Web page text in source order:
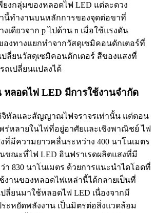
ยงกลุ่มของหลอดไฟ LED แต่ละดวง
นี้ทำงานบนหลักการของจุดต่อขาที่
เดียวจาก p ไปด้าน n เมื่อใช้แรงดัน
องทางแยกทำจากวัสดุเซมิคอนดักเตอร์ที่
ปลี่ยนวัสดุเซมิคอนดักเตอร์ สีของแสงที่
ถเปลี่ยนแปลงได้
หลอดไฟ LED มีการใช้งานจำกัด
ทัลและสัญญาณไฟจราจรเท่านั้น แต่ตอน
ร่หลายในไฟที่อยู่อาศัยและเชิงพาณิชย์ ไฟ
ที่มีความยาวคลื่นระหว่าง 400 นาโนเมตร
นขณะที่ไฟ LED อินฟราเรดผลิตแสงที่มี
830 นาโนเมตร ด้วยการแนะนำไดโอดที่
งานของหลอดไฟเหล่านี้ได้กลายเป็นที่
ลี่ยนมาใช้หลอดไฟ LED เนื่องจากมี
ะหยัดพลังงาน เป็นมิตรต่อสิ่งแวดล้อม